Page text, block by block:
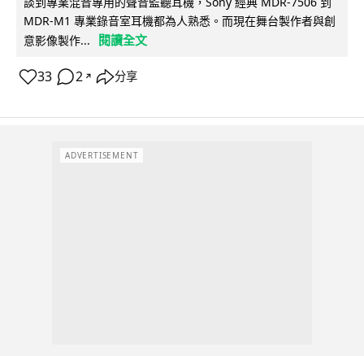
MDR-M1 專業錄音室耳機都為人熟悉。而現在舞台製作者與創
意影像製作...
閱讀全文
33 2 ↗ 分享
ADVERTISEMENT